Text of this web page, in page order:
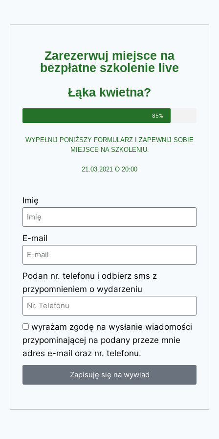
Zarezerwuj miejsce na
bezpłatne szkolenie live
Łąka kwietna?
85%
WYPEŁNIJ PONIŻSZY FORMULARZ I ZAPEWNIJ SOBIE
MIEJSCE NA SZKOLENIU.
21.03.2021 O 20:00
Imię
E-mail
Podan nr. telefonu i odbierz sms z
przypomnieniem o wydarzeniu
wyrażam zgodę na wysłanie wiadomości
przypominającej na podany przeze mnie
adres e-mail oraz nr. telefonu.
Zapisuję się na wywiad